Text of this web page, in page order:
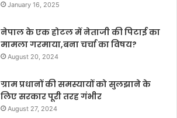
January 16, 2025
नेपाल के एक होटल में नेताजी की पिटाई का
मामला गरमाया,बना चर्चा का विषय?
August 20, 2024
ग्राम प्रधानों की समस्यायों को सुलझाने के
लिए सरकार पूरी तरह गंभीर
August 27, 2024